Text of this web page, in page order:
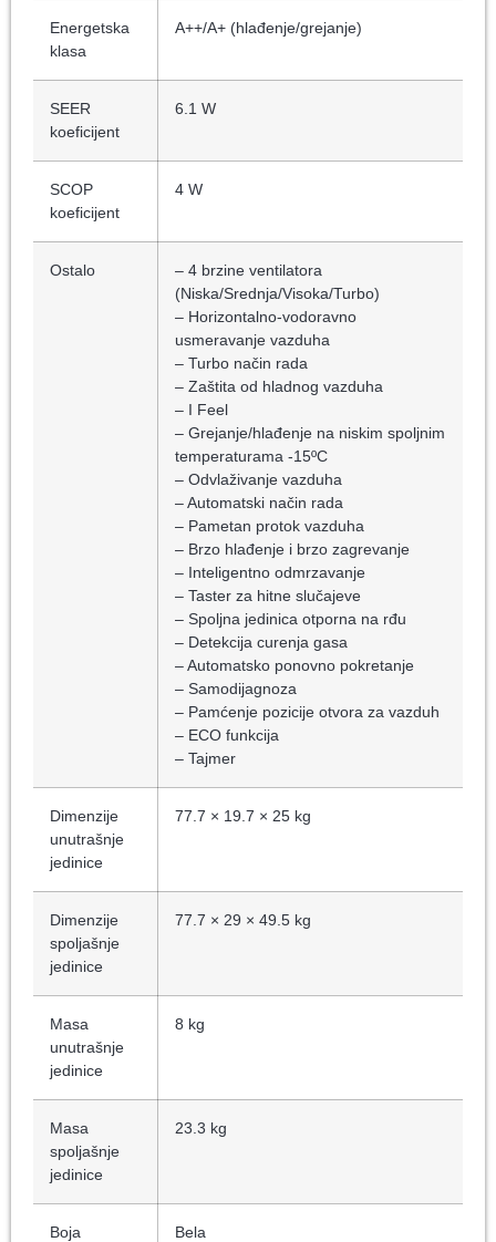
Energetska
klasa
A++/A+ (hlađenje/grejanje)
SEER
koeficijent
6.1 W
SCOP
koeficijent
4 W
Ostalo
– 4 brzine ventilatora
(Niska/Srednja/Visoka/Turbo)
– Horizontalno-vodoravno
usmeravanje vazduha
– Turbo način rada
– Zaštita od hladnog vazduha
– I Feel
– Grejanje/hlađenje na niskim spoljnim
temperaturama -15ºC
– Odvlaživanje vazduha
– Automatski način rada
– Pametan protok vazduha
– Brzo hlađenje i brzo zagrevanje
– Inteligentno odmrzavanje
– Taster za hitne slučajeve
– Spoljna jedinica otporna na rđu
– Detekcija curenja gasa
– Automatsko ponovno pokretanje
– Samodijagnoza
– Pamćenje pozicije otvora za vazduh
– ECO funkcija
– Tajmer
Dimenzije
unutrašnje
jedinice
77.7 × 19.7 × 25 kg
Dimenzije
spoljašnje
jedinice
77.7 × 29 × 49.5 kg
Masa
unutrašnje
jedinice
8 kg
Masa
spoljašnje
jedinice
23.3 kg
Boja Bela